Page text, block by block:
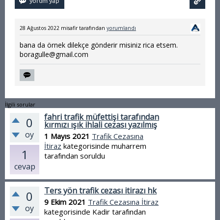
28 Ağustos 2022 misafir tarafından yorumlandı
bana da örnek dilekçe gönderir misiniz rica etsem.
boragulle@gmail.com
İlgili sorular
0
oy
1
cevap
fahri trafik müfettişi tarafından
kırmızı ışık ihlali cezası yazılmış
1 Mayıs 2021 Trafik Cezasına
İtiraz kategorisinde muharrem
tarafından soruldu
0
oy
Ters yön trafik cezası itirazı hk
9 Ekim 2021 Trafik Cezasına İtiraz
kategorisinde Kadir tarafından